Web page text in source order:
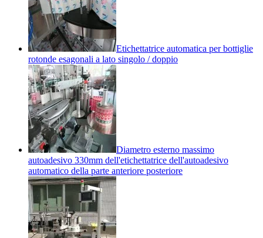
Etichettatrice automatica per bottiglie
rotonde esagonali a lato singolo / doppio
Diametro esterno massimo
autoadesivo 330mm dell'etichettatrice dell'autoadesivo
automatico della parte anteriore posteriore